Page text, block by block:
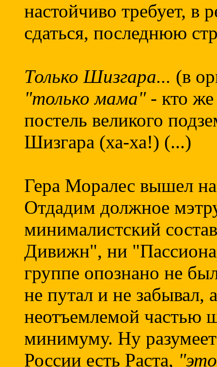
настойчиво требует, в
сдаться, последнюю
Только Шизгара... (в
"только мама"- кто же
постель великого
Шизгара (ха-ха!) (...)
Гера Моралес вышел
Отдадим должное
минималистский
Дивижн", ни
группе опознано не
не путал и не забывал,
неотъемлемой частью
минимуму. Ну
России есть Раста,